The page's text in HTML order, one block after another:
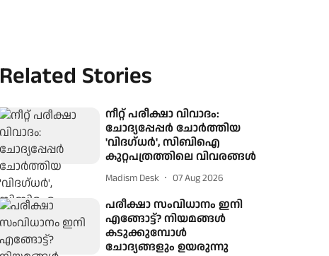
Related Stories
നീറ്റ് പരീക്ഷാ വിവാദം:
ചോദ്യപ്പേപ്പർ ചോർത്തിയ
'വിദഗ്ധർ', സിബിഐ
കുറ്റപത്രത്തിലെ വിവരങ്ങൾ
Madism Desk 07 Aug 2026
പരീക്ഷാ സംവിധാനം ഇനി
എങ്ങോട്ട്? നിയമങ്ങള്‍
കടുക്കുമ്പോള്‍
ചോദ്യങ്ങളും ഉയരുന്നു